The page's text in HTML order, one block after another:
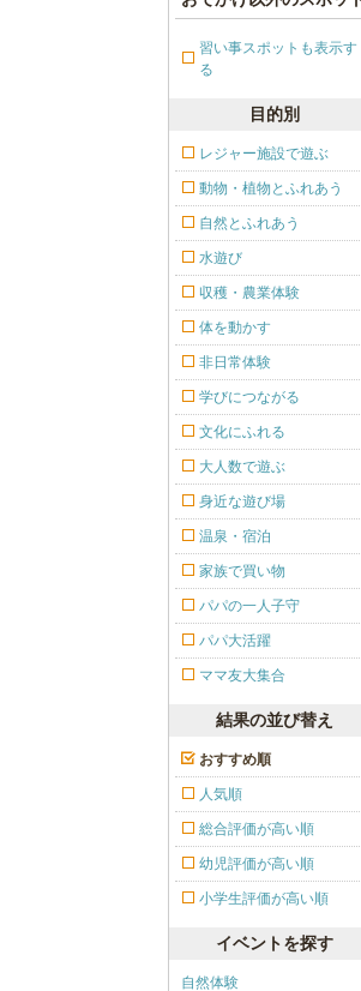
習い事スポットも表示す
る
目的別
レジャー施設で遊ぶ
動物・植物とふれあう
自然とふれあう
水遊び
収穫・農業体験
体を動かす
非日常体験
学びにつながる
文化にふれる
大人数で遊ぶ
身近な遊び場
温泉・宿泊
家族で買い物
パパの一人子守
パパ大活躍
ママ友大集合
結果の並び替え
おすすめ順
人気順
総合評価が高い順
幼児評価が高い順
小学生評価が高い順
イベントを探す
自然体験